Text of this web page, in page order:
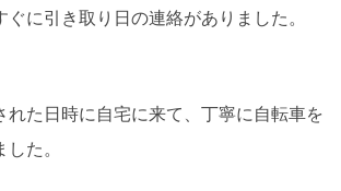
に引き取り日の連絡がありました。
れた日時に自宅に来て、丁寧に自転車を
た。